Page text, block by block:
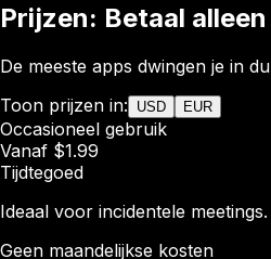
Prijzen: Betaal
De meeste apps dwingen je in
Toon prijzen in:
USD EUR
Occasioneel gebruik
Vanaf $1.99
Tijdtegoed
Ideaal voor incidentele
Geen maandelijkse kosten